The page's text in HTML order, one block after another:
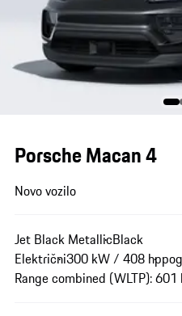
Porsche Macan 4
Novo vozilo
Jet Black MetallicBlack
Električni300 kW / 408 hp
Range combined (WLTP): 601